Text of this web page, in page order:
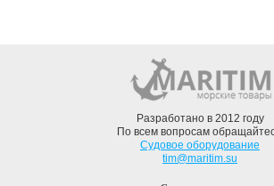
Разработано в 2012 году
По всем вопросам
Судовое оборудование
tim@maritim.su